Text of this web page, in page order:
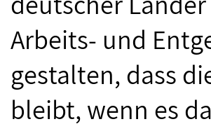
Arbeits- und
gestalten, dass
bleibt, wenn es